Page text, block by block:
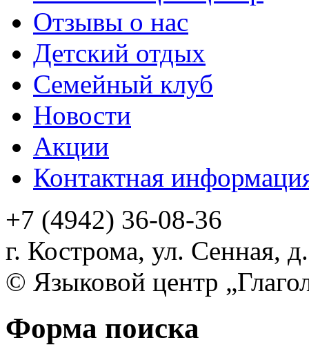
Отзывы о нас
Детский отдых
Семейный клуб
Новости
Акции
Контактная
+7 (4942) 36-08-36
г. Кострома, ул. Сенная,
© Языковой центр
Форма поиска